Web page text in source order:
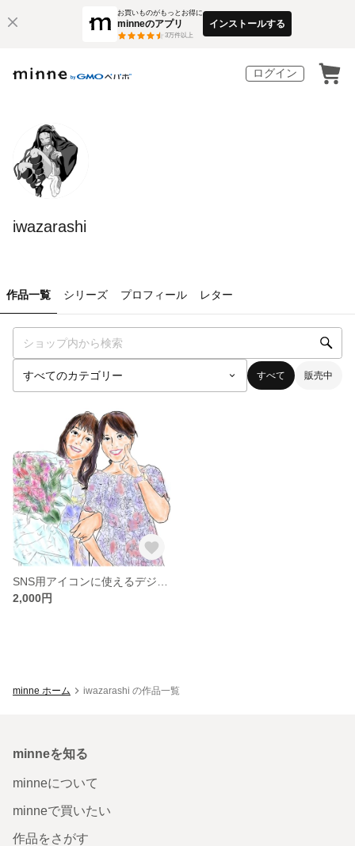
お買いものがもっとお得に
minneのアプリ
3万件以上
インストールする
ログイン
iwazarashi
作品一覧 シリーズ プロフィール レター
すべて 販売中
2,000円
minne ホーム iwazarashi の作品一覧
minneを知る
minneについて
minneで買いたい
作品をさがす